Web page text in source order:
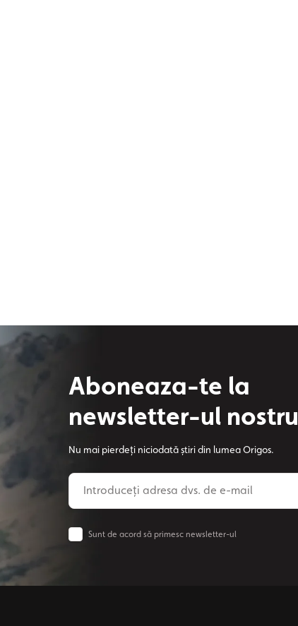
Aboneaza-te la
newsletter-ul nostru
Nu mai pierdeți niciodată știri din lumea Origos.
Sunt de acord să primesc newsletter-ul